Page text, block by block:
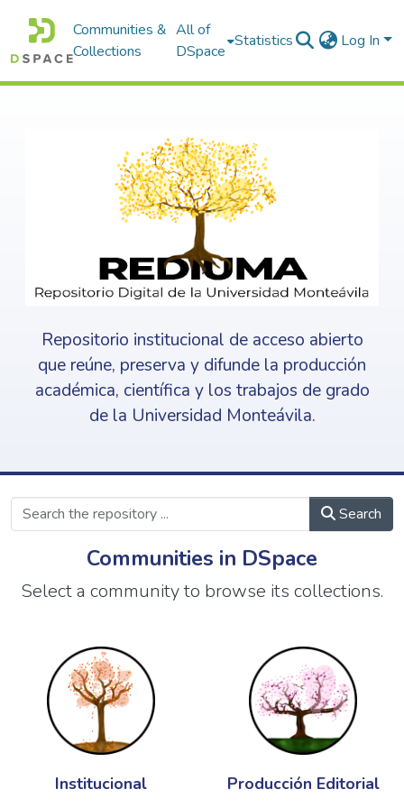
Communities &
Collections
All of
DSpace
Statistics Log In
Repositorio institucional de acceso abierto
que reúne, preserva y difunde la producción
académica, científica y los trabajos de grado
de la Universidad Monteávila.
Search
Communities in DSpace
Select a community to browse its collections.
Institucional Producción Editorial